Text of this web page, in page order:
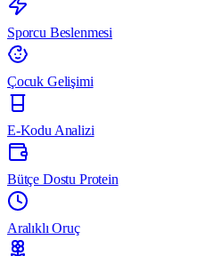
Sporcu Beslenmesi
Çocuk Gelişimi
E-Kodu Analizi
Bütçe Dostu Protein
Aralıklı Oruç